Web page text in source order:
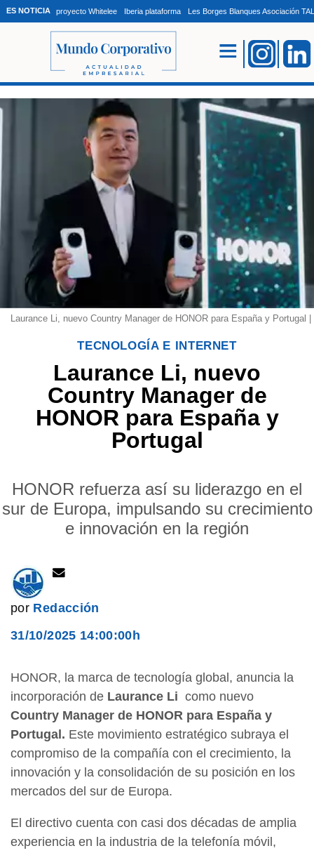
ES NOTICIA proyecto Whitelee Iberia plataforma Les Borges Blanques Asociación
Laurance Li, nuevo Country Manager de HONOR para España y Portugal |
TECNOLOGÍA E INTERNET
Laurance Li, nuevo
Country Manager de
HONOR para España y
Portugal
HONOR refuerza así su liderazgo en el
sur de Europa, impulsando su crecimiento
e innovación en la región
por Redacción
31/10/2025 14:00:00h
HONOR, la marca de tecnología global, anuncia la
incorporación de Laurance Li como nuevo
Country Manager de HONOR para España y
Portugal. Este movimiento estratégico subraya el
compromiso de la compañía con el crecimiento, la
innovación y la consolidación de su posición en los
mercados del sur de Europa.
El directivo cuenta con casi dos décadas de amplia
experiencia en la industria de la telefonía móvil,